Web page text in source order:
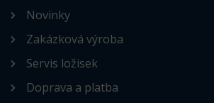
Novinky
Zakázková výroba
Servis ložisek
Doprava a platba